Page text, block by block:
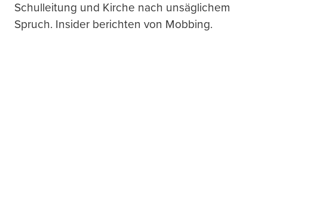
Schulleitung und Kirche nach unsäglichem
Spruch. Insider berichten von Mobbing.